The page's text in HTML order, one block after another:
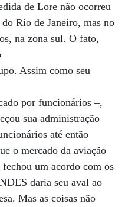
de Lore não ocorreu
Rio de Janeiro, mas no
na zona sul. O fato,
Assim como seu
por funcionários –,
sua administração
até então
o mercado da aviação
um acordo com os
daria seu aval ao
Mas as coisas não